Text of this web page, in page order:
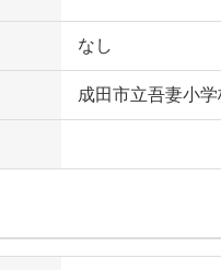
なし
成田市立吾妻小学